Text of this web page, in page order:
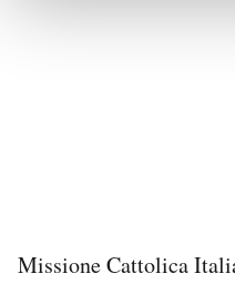
Missione Cattolica